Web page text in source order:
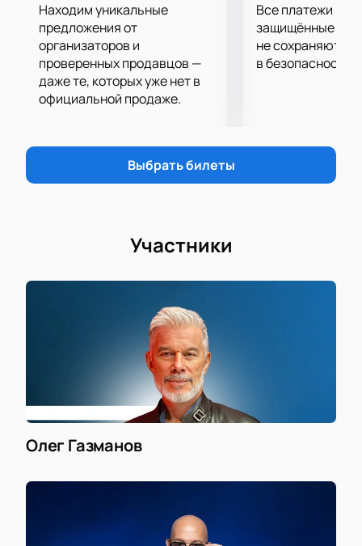
Находим уникальные
предложения от
организаторов и
проверенных продавцов —
даже те, которых уже нет в
официальной продаже.
Все платежи
защищённые
не сохраняются
в безопасности.
Выбрать билеты
Участники
Олег Газманов